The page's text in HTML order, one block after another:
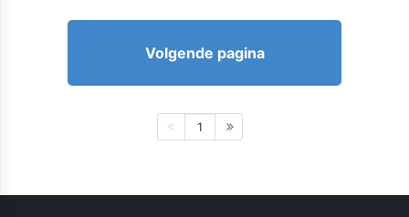
Volgende pagina
1